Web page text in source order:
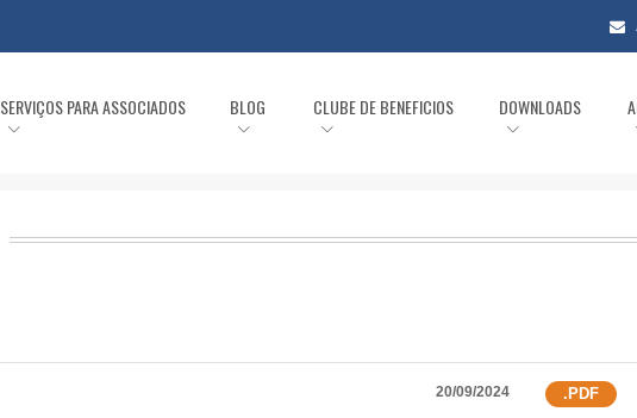
SERVIÇOS PARA ASSOCIADOS BLOG CLUBE DE BENEFICIOS DOWNLOADS
20/09/2024 .PDF